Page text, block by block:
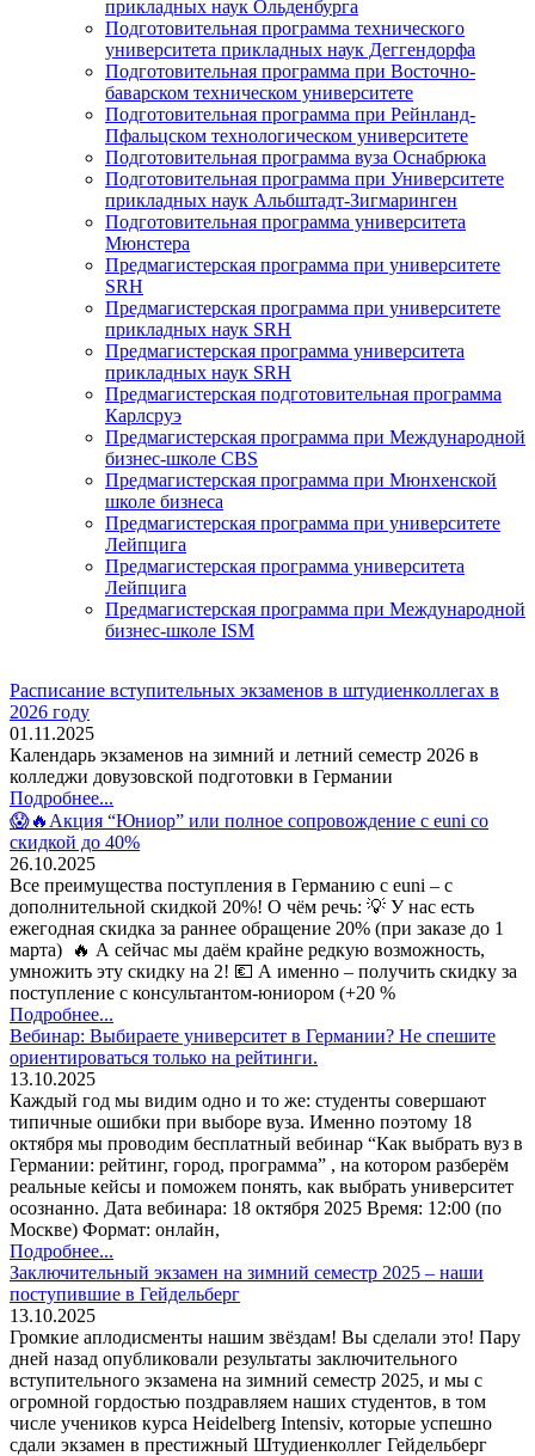
прикладных наук Ольденбурга
Подготовительная программа технического
университета прикладных наук Деггендорфа
Подготовительная программа при Восточно-
баварском техническом университете
Подготовительная программа при Рейнланд-
Пфальцском технологическом университете
Подготовительная программа вуза Оснабрюка
Подготовительная программа при Университете
прикладных наук Альбштадт-Зигмаринген
Подготовительная программа университета
Мюнстера
Предмагистерская программа при университете
SRH
Предмагистерская программа при университете
прикладных наук SRH
Предмагистерская программа университета
прикладных наук SRH
Предмагистерская подготовительная программа
Карлсруэ
Предмагистерская программа при Международной
бизнес-школе CBS
Предмагистерская программа при Мюнхенской
школе бизнеса
Предмагистерская программа при университете
Лейпцига
Предмагистерская программа университета
Лейпцига
Предмагистерская программа при Международной
бизнес-школе ISM
Расписание вступительных экзаменов в штудиенколлегах в
2026 году
01.11.2025
Календарь экзаменов на зимний и летний семестр 2026 в
колледжи довузовской подготовки в Германии
Подробнее...
😱🔥Акция “Юниор” или полное сопровождение с euni со
скидкой до 40%
26.10.2025
Все преимущества поступления в Германию с euni – с
дополнительной скидкой 20%! О чём речь: 💡 У нас есть
ежегодная скидка за раннее обращение 20% (при заказе до 1
марта) 🔥 А сейчас мы даём крайне редкую возможность,
умножить эту скидку на 2! 💶 А именно – получить скидку за
поступление с консультантом-юниором (+20 %
Подробнее...
Вебинар: Выбираете университет в Германии? Не спешите
ориентироваться только на рейтинги.
13.10.2025
Каждый год мы видим одно и то же: студенты совершают
типичные ошибки при выборе вуза. Именно поэтому 18
октября мы проводим бесплатный вебинар “Как выбрать вуз в
Германии: рейтинг, город, программа” , на котором разберём
реальные кейсы и поможем понять, как выбрать университет
осознанно. Дата вебинара: 18 октября 2025 Время: 12:00 (по
Москве) Формат: онлайн,
Подробнее...
Заключительный экзамен на зимний семестр 2025 – наши
поступившие в Гейдельберг
13.10.2025
Громкие аплодисменты нашим звёздам! Вы сделали это! Пару
дней назад опубликовали результаты заключительного
вступительного экзамена на зимний семестр 2025, и мы с
огромной гордостью поздравляем наших студентов, в том
числе учеников курса Heidelberg Intensiv, которые успешно
сдали экзамен в престижный Штудиенколлег Гейдельберг